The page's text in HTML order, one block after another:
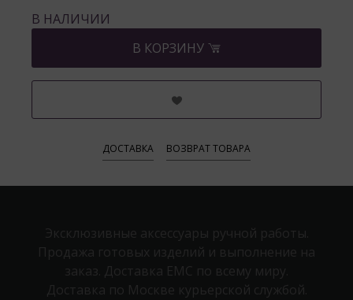
В НАЛИЧИИ
В КОРЗИНУ
ДОСТАВКА ВОЗВРАТ ТОВАРА
Эксклюзивные аксессуары ручной работы.
Продажа готовых изделий и выполнение на
заказ. Доставка EMC по всему миру.
Доставка по Москве курьерской службой.